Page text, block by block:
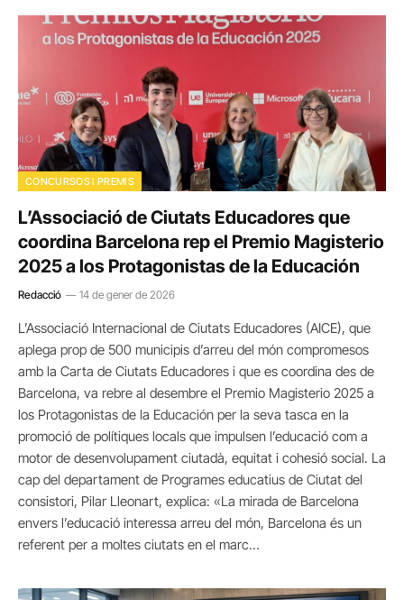
CONCURSOS I PREMIS
L’Associació de Ciutats Educadores que
coordina Barcelona rep el Premio Magisterio
2025 a los Protagonistas de la Educación
Redacció 14 de gener de 2026
L’Associació Internacional de Ciutats Educadores (AICE), que
aplega prop de 500 municipis d’arreu del món compromesos
amb la Carta de Ciutats Educadores i que es coordina des de
Barcelona, va rebre al desembre el Premio Magisterio 2025 a
los Protagonistas de la Educación per la seva tasca en la
promoció de polítiques locals que impulsen l’educació com a
motor de desenvolupament ciutadà, equitat i cohesió social. La
cap del departament de Programes educatius de Ciutat del
consistori, Pilar Lleonart, explica: «La mirada de Barcelona
envers l’educació interessa arreu del món, Barcelona és un
referent per a moltes ciutats en el marc…